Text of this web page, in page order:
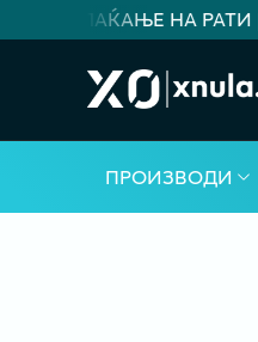
ЗА ПЛАЌАЊЕ НА РАТИ
ПРОИЗВОДИ